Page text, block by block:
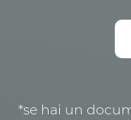
*se hai un